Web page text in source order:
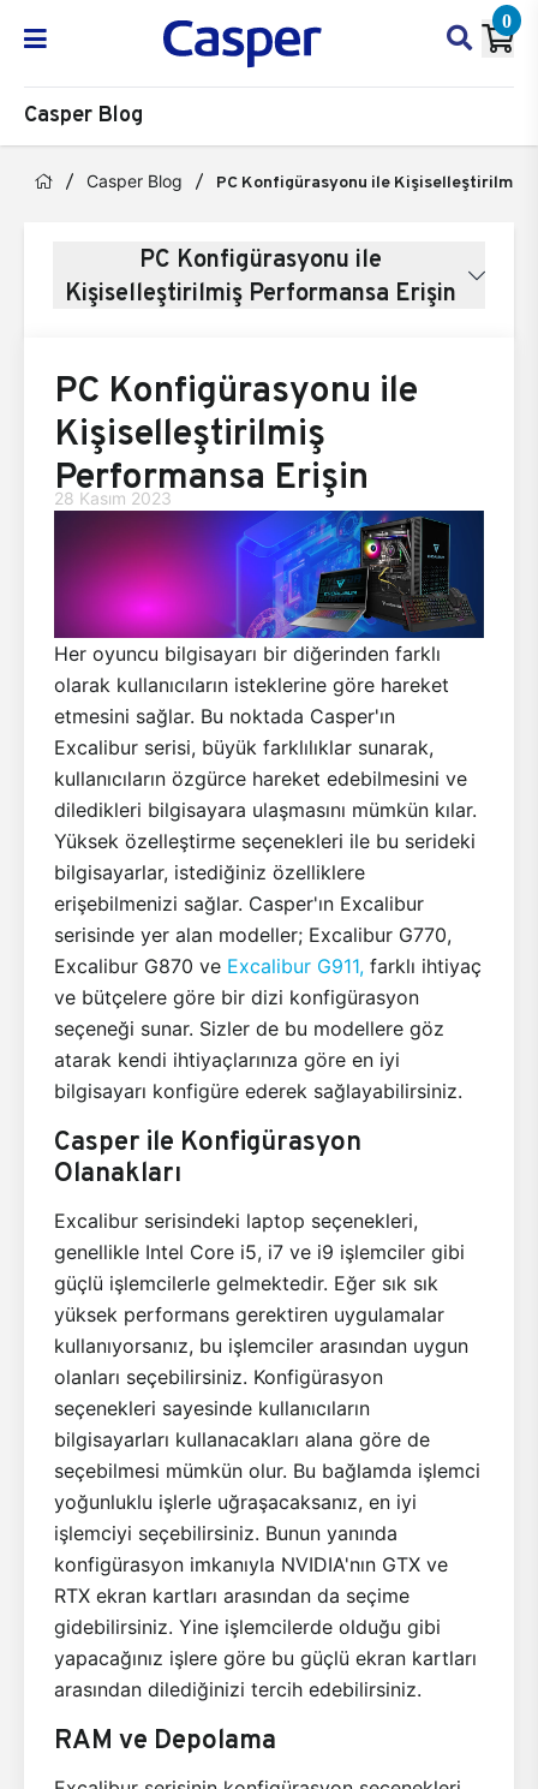
0
Casper Blog
Casper Blog PC Konfigürasyonu ile Kişiselleştirilmiş
PC Konfigürasyonu ile
Kişiselleştirilmiş Performansa Erişin
PC Konfigürasyonu ile
Kişiselleştirilmiş
Performansa Erişin
28 Kasım 2023
Her oyuncu bilgisayarı bir diğerinden farklı
olarak kullanıcıların isteklerine göre hareket
etmesini sağlar. Bu noktada Casper'ın
Excalibur serisi, büyük farklılıklar sunarak,
kullanıcıların özgürce hareket edebilmesini ve
diledikleri bilgisayara ulaşmasını mümkün kılar.
Yüksek özelleştirme seçenekleri ile bu serideki
bilgisayarlar, istediğiniz özelliklere
erişebilmenizi sağlar. Casper'ın Excalibur
serisinde yer alan modeller; Excalibur G770,
Excalibur G870 ve Excalibur G911, farklı ihtiyaç
ve bütçelere göre bir dizi konfigürasyon
seçeneği sunar. Sizler de bu modellere göz
atarak kendi ihtiyaçlarınıza göre en iyi
bilgisayarı konfigüre ederek sağlayabilirsiniz.
Casper ile Konfigürasyon
Olanakları
Excalibur serisindeki laptop seçenekleri,
genellikle Intel Core i5, i7 ve i9 işlemciler gibi
güçlü işlemcilerle gelmektedir. Eğer sık sık
yüksek performans gerektiren uygulamalar
kullanıyorsanız, bu işlemciler arasından uygun
olanları seçebilirsiniz. Konfigürasyon
seçenekleri sayesinde kullanıcıların
bilgisayarları kullanacakları alana göre de
seçebilmesi mümkün olur. Bu bağlamda işlemci
yoğunluklu işlerle uğraşacaksanız, en iyi
işlemciyi seçebilirsiniz. Bunun yanında
konfigürasyon imkanıyla NVIDIA'nın GTX ve
RTX ekran kartları arasından da seçime
gidebilirsiniz. Yine işlemcilerde olduğu gibi
yapacağınız işlere göre bu güçlü ekran kartları
arasından dilediğinizi tercih edebilirsiniz.
RAM ve Depolama